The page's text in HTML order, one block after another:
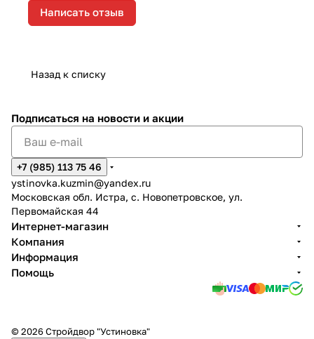
Написать отзыв
Назад к списку
Подписаться на новости и акции
+7 (985) 113 75 46
ystinovka.kuzmin@yandex.ru
Московская обл. Истра, с. Новопетровское, ул.
Первомайская 44
Интернет-магазин
Компания
Информация
Помощь
© 2026 Стройдвор "Устиновка"